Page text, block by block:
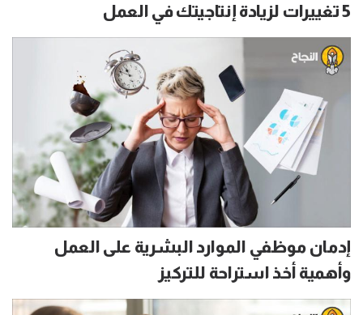
5 تغييرات لزيادة إنتاجيتك في العمل
إدمان موظفي الموارد البشرية على العمل
وأهمية أخذ استراحة للتركيز